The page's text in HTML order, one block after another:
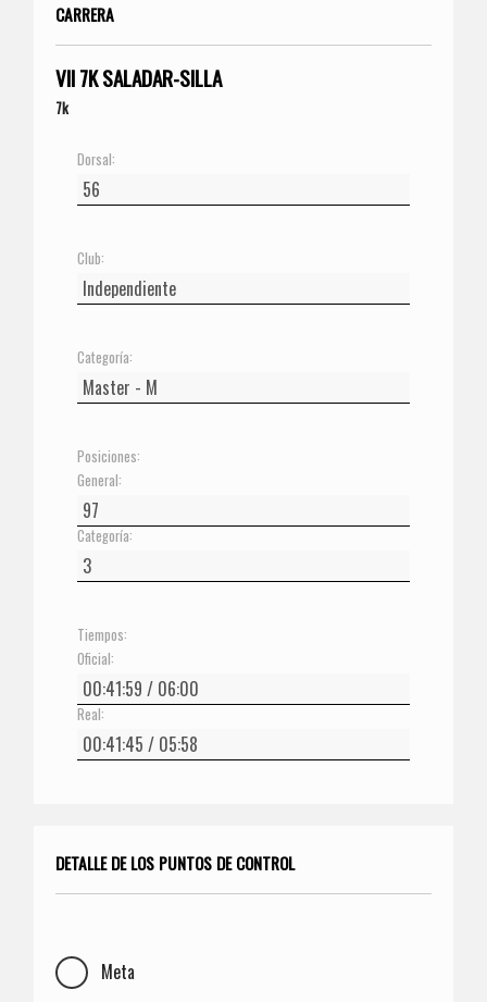
CARRERA
VII 7K SALADAR-SILLA
7k
Dorsal:
Club:
Categoría:
Posiciones:
General:
Categoría:
Tiempos:
Oficial:
Real:
DETALLE DE LOS PUNTOS DE CONTROL
Meta